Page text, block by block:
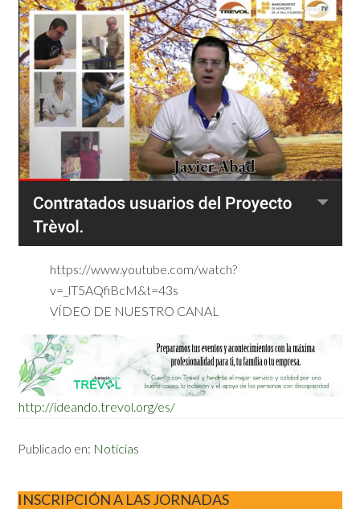
https://www.youtube.com/watch?
v=_lT5AQfiBcM&t=43s
VÍDEO DE NUESTRO CANAL
http://ideando.trevol.org/es/
Publicado en: Notícias
INSCRIPCIÓN A LAS JORNADAS